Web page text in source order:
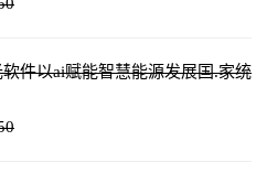
件以ai赋能智慧能源发展国.家统